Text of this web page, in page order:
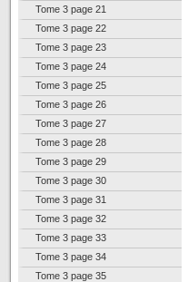
Tome 3 page 21
Tome 3 page 22
Tome 3 page 23
Tome 3 page 24
Tome 3 page 25
Tome 3 page 26
Tome 3 page 27
Tome 3 page 28
Tome 3 page 29
Tome 3 page 30
Tome 3 page 31
Tome 3 page 32
Tome 3 page 33
Tome 3 page 34
Tome 3 page 35